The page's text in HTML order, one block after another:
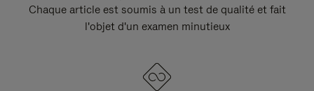
Chaque article est soumis à un test de qualité et fait
l'objet d'un examen minutieux